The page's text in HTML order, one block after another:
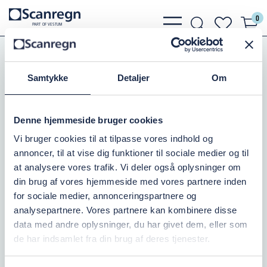
Samtykke Detaljer Om
Denne hjemmeside bruger cookies
Vi bruger cookies til at tilpasse vores indhold og
annoncer, til at vise dig funktioner til sociale medier og til
at analysere vores trafik. Vi deler også oplysninger om
din brug af vores hjemmeside med vores partnere inden
for sociale medier, annonceringspartnere og
analysepartnere. Vores partnere kan kombinere disse
data med andre oplysninger, du har givet dem, eller som
de har indsamlet fra din brug af deres tjenester.
PARTOF VESTUM
bars
light
search
light
heart 0
Slanger, Spændebånd
Trykslanger
LÆNSESLANGE BLÅ 90MM
Varenr.:
505052090-050
På lager: 10+
166,25 DKKinkl. moms
Læg i kurv